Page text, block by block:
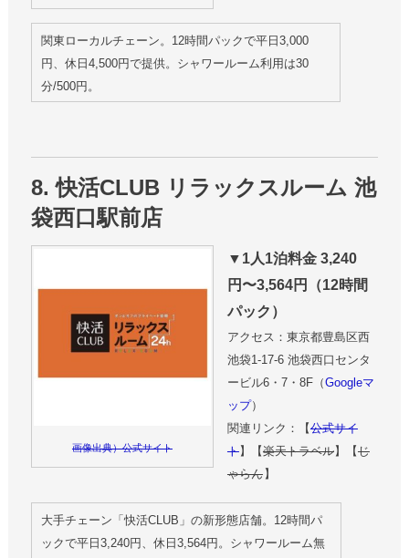
関東ローカルチェーン。12時間パックで平日3,000
円、休日4,500円で提供。シャワールーム利用は30
分/500円。
8. 快活CLUB リラックスルーム 池
袋西口駅前店
画像出典）公式サイト
▼1人1泊料金 3,240
円〜3,564円（12時間
パック）
アクセス：東京都豊島区西
池袋1-17-6 池袋西口センタ
ービル6・7・8F（Googleマ
ップ）
関連リンク：【公式サイ
ト】【楽天トラベル】【じ
ゃらん 】
大手チェーン「快活CLUB」の新形態店舗。12時間パ
ックで平日3,240円、休日3,564円。シャワールーム無